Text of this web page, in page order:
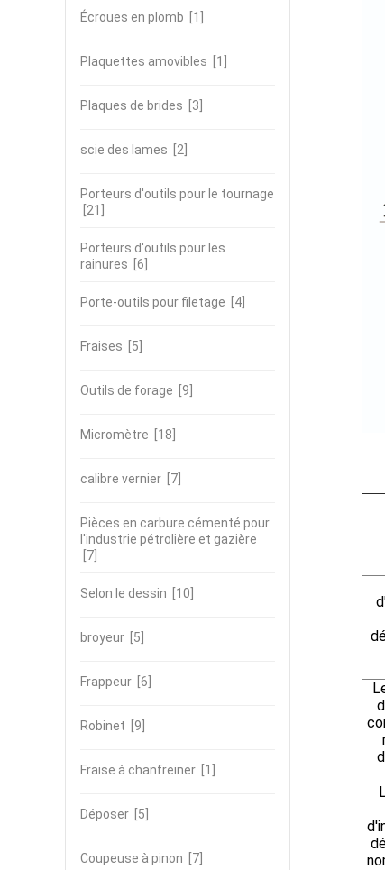
Écroues en plomb [1]
Plaquettes amovibles [1]
Plaques de brides [3]
scie des lames [2]
Porteurs d'outils pour le tournage
[21]
Porteurs d'outils pour les
rainures [6]
Porte-outils pour filetage [4]
Fraises [5]
Outils de forage [9]
Micromètre [18]
calibre vernier [7]
Pièces en carbure cémenté pour
l'industrie pétrolière et gazière
[7]
Selon le dessin [10]
broyeur [5]
Frappeur [6]
Robinet [9]
Fraise à chanfreiner [1]
Déposer [5]
Coupeuse à pinon [7]